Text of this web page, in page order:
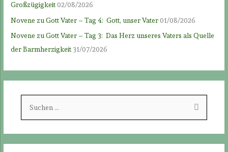
Großzügigkeit02/08/2026
Novene zu Gott Vater – Tag 4: Gott, unser Vater01/08/2026
Novene zu Gott Vater – Tag 3: Das Herz unseres Vaters als Quelle
der Barmherzigkeit 31/07/2026
h